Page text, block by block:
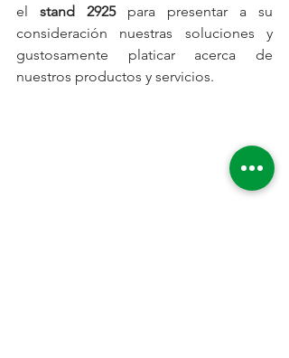
el
stand 2925 para presentar a su
consideración nuestras soluciones y
gustosamente platicar acerca de
nuestros productos y servicios.